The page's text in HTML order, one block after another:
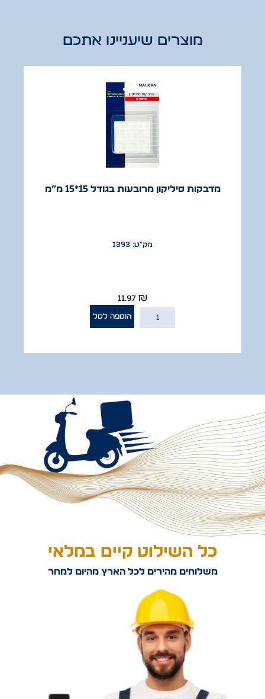
מוצרים שיעניינו אתכם
מדבקות סיליקון מרובעות בגודל 15*15 מ”מ
מק"ט: 1393
11.97₪
הוספה לסל
כל השילוט קיים במלאי
משלוחים מהירים לכל הארץ מהיום למחר